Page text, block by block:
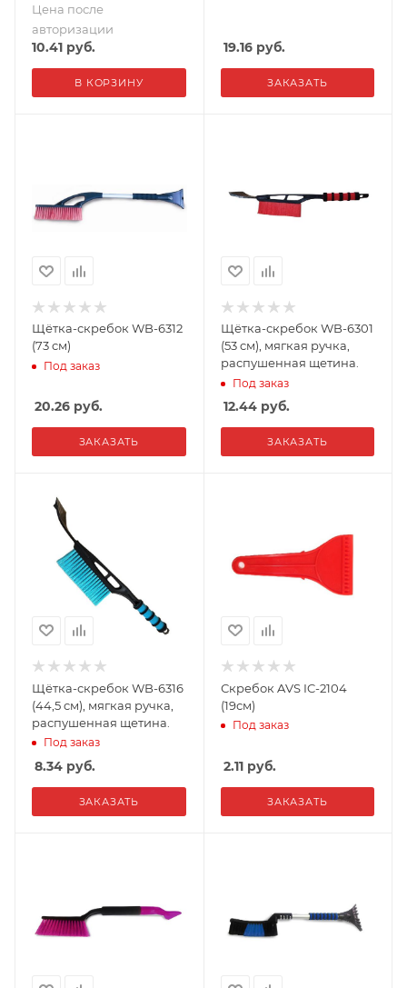
Цена после
авторизации
10.41 руб.
В КОРЗИНУ
19.16руб.
ЗАКАЗАТЬ
Щётка-скребок WB-6312
(73 cм)
Под заказ
20.26 руб.
ЗАКАЗАТЬ
Щётка-скребок WB-6301
(53 cм), мягкая ручка,
распушенная щетина.
Под заказ
12.44руб.
ЗАКАЗАТЬ
Щётка-скребок WB-6316
(44,5 cм), мягкая ручка,
распушенная щетина.
Под заказ
8.34 руб.
ЗАКАЗАТЬ
Скребок AVS IC-2104
(19см)
Под заказ
2.11руб.
ЗАКАЗАТЬ